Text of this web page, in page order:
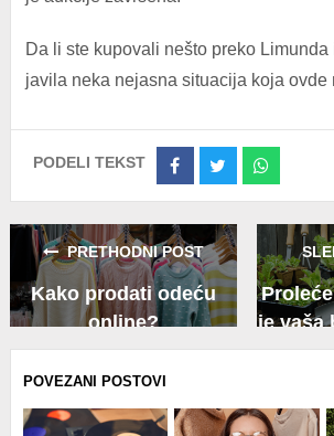
Da li ste kupovali nešto preko Limunda
javila neka nejasna situacija koja ovde
PODELI TEKST
Share
Facebook
Share
Twitter
Share
PRETHODNI POST
Kako prodati odeću
online?
je vaša
POVEZANI POSTOVI